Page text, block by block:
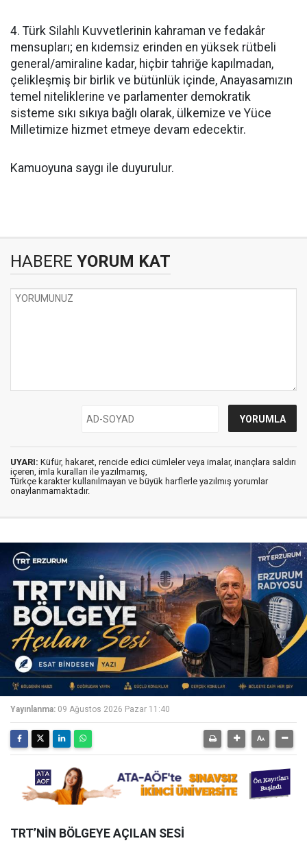
4. Türk Silahlı Kuvvetlerinin kahraman ve fedakâr
mensupları; en kıdemsiz erinden en yüksek rütbeli
general/amiraline kadar, hiçbir tahriğe kapılmadan,
çelikleşmiş bir birlik ve bütünlük içinde, Anayasamızın
temel niteliklerine ve parlamenter demokratik
sisteme sıkı sıkıya bağlı olarak, ülkemize ve Yüce
Milletimize hizmet etmeye devam edecektir.
Kamuoyuna saygı ile duyurulur.
HABERE YORUM KAT
UYARI: Küfür, hakaret, rencide edici cümleler veya imalar, inançlara saldırı
içeren, imla kuralları ile yazılmamış,
Türkçe karakter kullanılmayan ve büyük harflerle yazılmış yorumlar
onaylanmamaktadır.
Yayınlanma: 09 Ağustos 2026 Pazar 11:40
TRT’NİN BÖLGEYE AÇILAN SESİ